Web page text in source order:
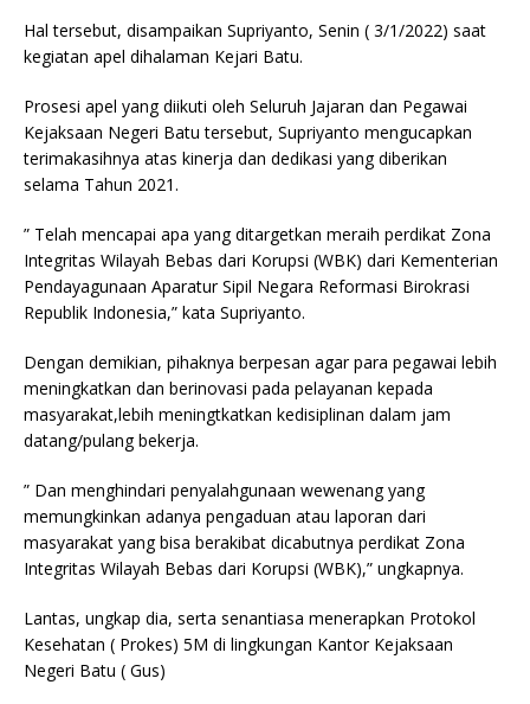
Hal tersebut, disampaikan Supriyanto, Senin ( 3/1/2022) saat
kegiatan apel dihalaman Kejari Batu.
Prosesi apel yang diikuti oleh Seluruh Jajaran dan Pegawai
Kejaksaan Negeri Batu tersebut, Supriyanto mengucapkan
terimakasihnya atas kinerja dan dedikasi yang diberikan
selama Tahun 2021.
” Telah mencapai apa yang ditargetkan meraih perdikat Zona
Integritas Wilayah Bebas dari Korupsi (WBK) dari Kementerian
Pendayagunaan Aparatur Sipil Negara Reformasi Birokrasi
Republik Indonesia,” kata Supriyanto.
Dengan demikian, pihaknya berpesan agar para pegawai lebih
meningkatkan dan berinovasi pada pelayanan kepada
masyarakat,lebih meningtkatkan kedisiplinan dalam jam
datang/pulang bekerja.
” Dan menghindari penyalahgunaan wewenang yang
memungkinkan adanya pengaduan atau laporan dari
masyarakat yang bisa berakibat dicabutnya perdikat Zona
Integritas Wilayah Bebas dari Korupsi (WBK),” ungkapnya.
Lantas, ungkap dia, serta senantiasa menerapkan Protokol
Kesehatan ( Prokes) 5M di lingkungan Kantor Kejaksaan
Negeri Batu ( Gus)